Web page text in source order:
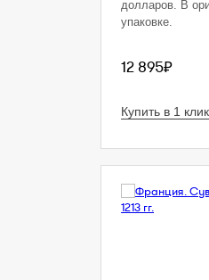
долларов. В
упаковке.
12 895₽
Купить в 1 клик